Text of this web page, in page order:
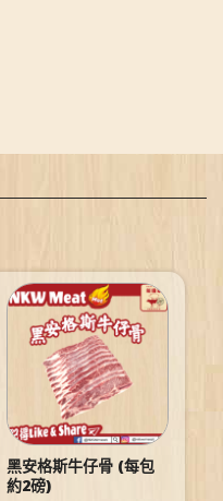
黑安格斯牛仔骨 (每包
約2磅)